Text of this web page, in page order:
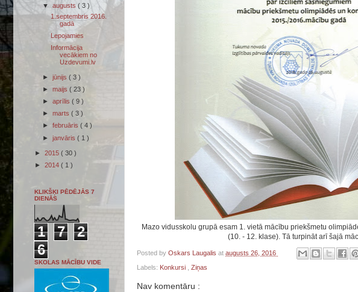
Mazo vidusskolu grupā esam 1. vietā mācību priekšmetu
(10. - 12. klase). Tā turpināt arī šajā
Posted by Oskars Laugalis at augusts 26, 2016
Labels: Konkursi Ziņas
Nav komentāru :
▼ augusts ( 3 )
1.septembris 2016.
gadā
Lepojamies
Informācija
vecākiem no
Uzdevumi.lv
► jūnijs ( 3 )
► maijs ( 23 )
► aprīlis ( 9 )
► marts ( 3 )
► februāris ( 4 )
► janvāris ( 1 )
► 2015 ( 30 )
► 2014 ( 1 )
KLIKŠĶI PĒDĒJĀS 7
DIENĀS
1 7
2
6
SKOLAS MĀCĪBU VIDE